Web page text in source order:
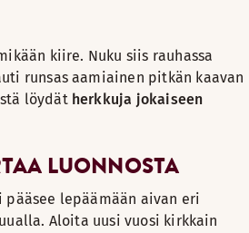
kiire. Nuku siis rauhassa
runsas aamiainen pitkän kaavan
löydät herkkuja jokaiseen
LUONNOSTA
pääsee lepäämään aivan eri
Aloita uusi vuosi kirkkain